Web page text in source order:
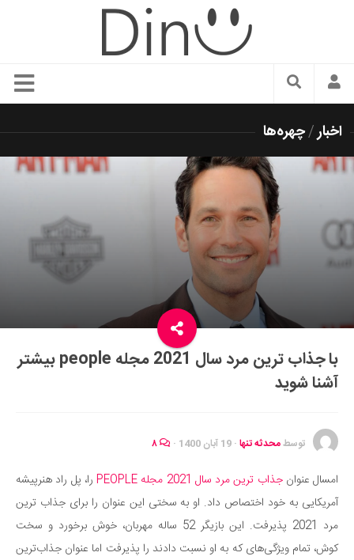
سبک زندگی
زیبایی و آرایش
شیک پوشی
دکوراسیون و چیدمان
رستوران گردی
آشپزی
سفر و گردشگری
ایران گردی
جهان گردی
موفقیت و مهارت‌های فردی
تغذیه سالم
بهداشت
بیماری و درمان
اخبار/چهره‌ها
با جذاب ترین مرد سال 2021 مجله people بیشتر
آشنا شوید
توسطمحدثه تنها · 19 آبان 1400 ·
امسال عنوانجذاب ترین مرد سال 2021 مجله PEOPLE
را، پل راد هنرپیشه
آمریکایی به خود اختصاص داد. او به سختی این عنوان را برای جذاب ترین
مرد 2021 پذیرفت. این بازیگر 52 ساله مهربان، خوش برخورد و سخت
کوش، تمام ویژگی‌های که به او نسبت دادند را پذیرفت اما عنوان جذاب‌ترین